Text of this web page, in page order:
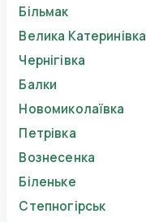
Більмак
Велика Катеринівка
Чернігівка
Балки
Новомиколаївка
Петрівка
Вознесенка
Біленьке
Степногірськ